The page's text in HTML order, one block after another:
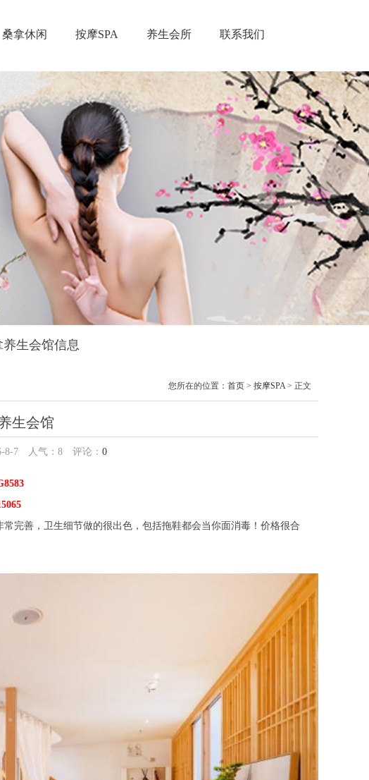
桑拿休闲 按摩SPA 养生会所 联系我们
养生会馆信息
您所在的位置： 首页 > 按摩SPA> 正文
生会馆
8-7 人气： 8评论： 0
善，卫生细节做的很出色，包括拖鞋都会当你面消毒！价格很合